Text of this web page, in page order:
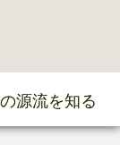
源流を知る